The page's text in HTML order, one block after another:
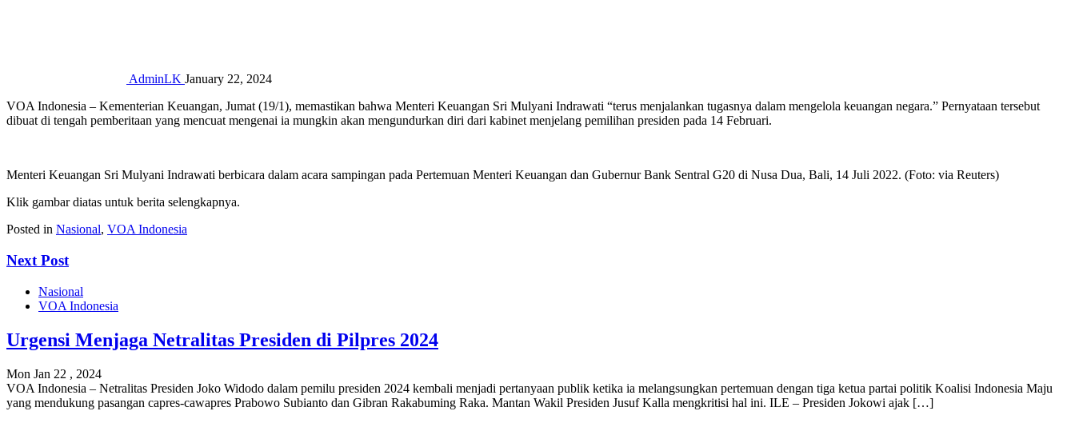
AdminLK January 22, 2024
VOA Indonesia – Kementerian Keuangan, Jumat (19/1), memastikan bahwa Menteri Keuangan Sri Mulyani Indrawati “terus menjalankan tugasnya dalam mengelola keuangan negara.” Pernyataan tersebut
dibuat di tengah pemberitaan yang mencuat mengenai ia mungkin akan mengundurkan diri dari kabinet menjelang pemilihan presiden pada 14 Februari.
Menteri Keuangan Sri Mulyani Indrawati berbicara dalam acara sampingan pada Pertemuan Menteri Keuangan dan Gubernur Bank Sentral G20 di Nusa Dua, Bali, 14 Juli 2022. (Foto: via Reuters)
Klik gambar diatas untuk berita selengkapnya.
Posted in Nasional, VOA Indonesia
Next Post
Nasional
VOA Indonesia
Urgensi Menjaga Netralitas Presiden di Pilpres 2024
Mon Jan 22 , 2024
VOA Indonesia – Netralitas Presiden Joko Widodo dalam pemilu presiden 2024 kembali menjadi pertanyaan publik ketika ia melangsungkan pertemuan dengan tiga ketua partai politik Koalisi Indonesia Maju
yang mendukung pasangan capres-cawapres Prabowo Subianto dan Gibran Rakabuming Raka. Mantan Wakil Presiden Jusuf Kalla mengkritisi hal ini. ILE – Presiden Jokowi ajak […]